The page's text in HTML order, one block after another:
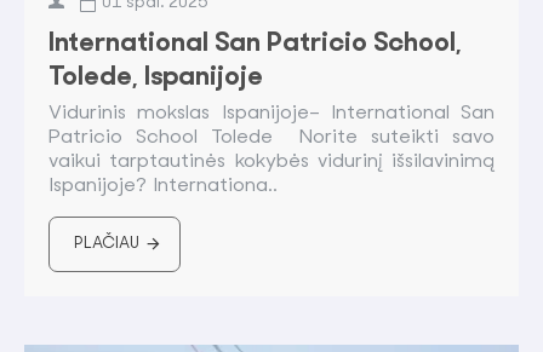
International San Patricio School,
Tolede, Ispanijoje
Vidurinis mokslas Ispanijoje– International San
Patricio School Tolede Norite suteikti savo
vaikui tarptautinės kokybės vidurinį išsilavinimą
Ispanijoje? Internationa..
PLAČIAU